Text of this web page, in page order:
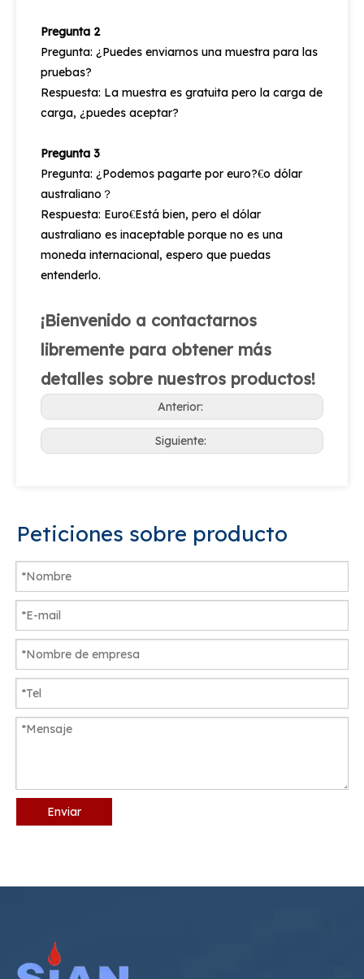
Pregunta 2
Pregunta: ¿Puedes enviarnos una muestra para las
pruebas?
Respuesta: La muestra es gratuita pero la carga de
carga, ¿puedes aceptar?
Pregunta 3
Pregunta: ¿Podemos pagarte por euro?€o dólar
australiano ？
Respuesta: Euro€Está bien, pero el dólar
australiano es inaceptable porque no es una
moneda internacional, espero que puedas
entenderlo.
¡Bienvenido a contactarnos
libremente para obtener más
detalles sobre nuestros productos!
Anterior:
Siguiente:
Peticiones sobre producto
Enviar